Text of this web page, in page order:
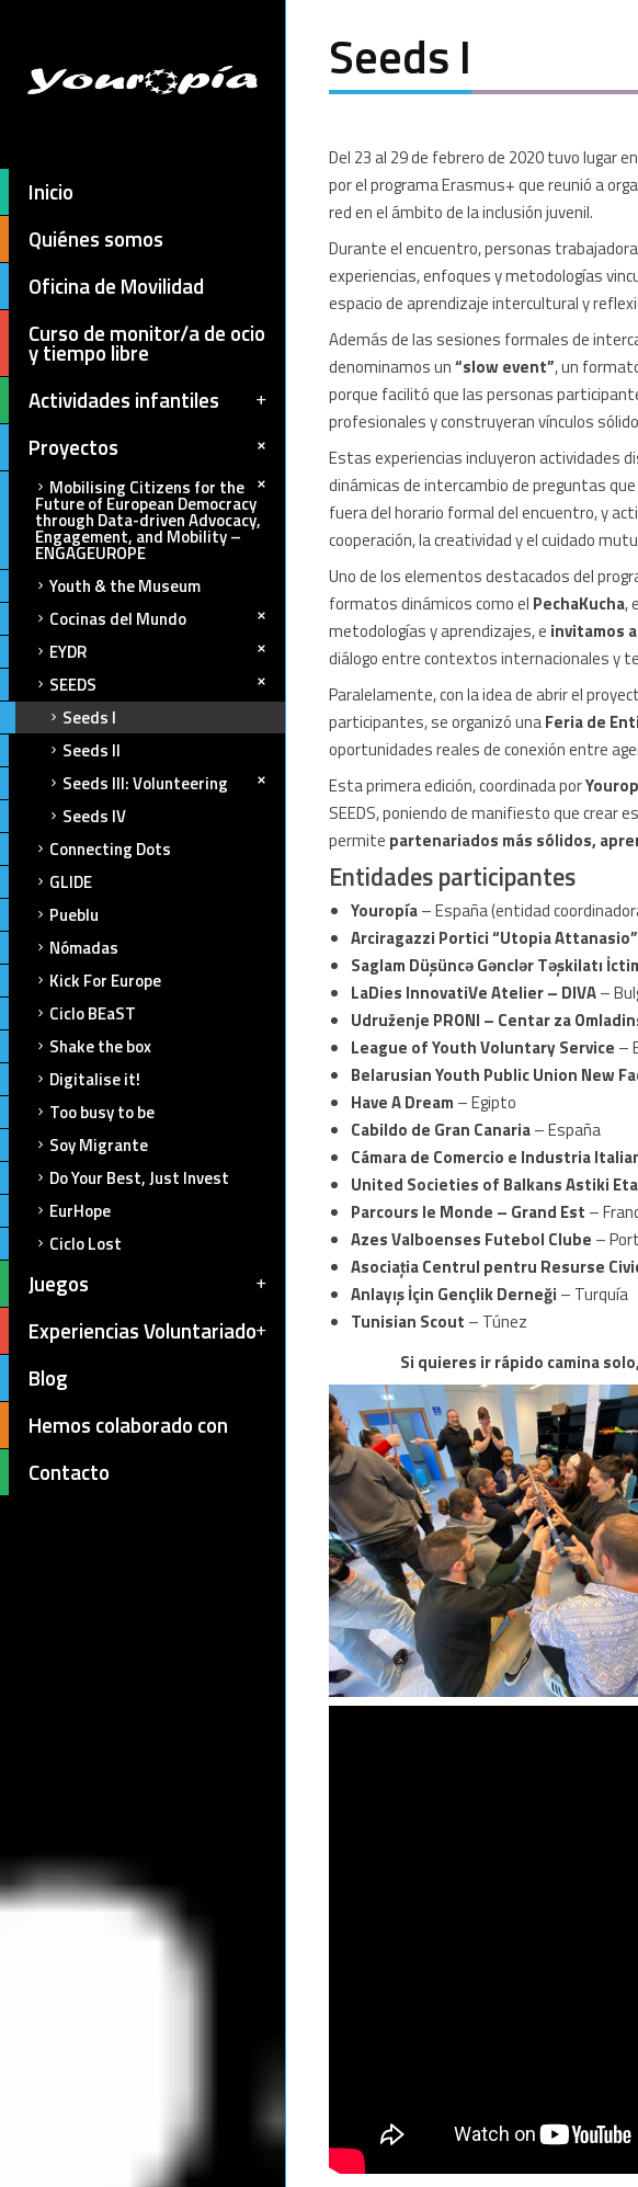
Inicio
Quiénes somos
Oficina de Movilidad
Curso de monitor/a de ocio
y tiempo libre
Actividades infantiles
Proyectos
Mobilising Citizens for the
Future of European Democracy
through Data-driven Advocacy,
Engagement, and Mobility –
ENGAGEUROPE
Youth & the Museum
Cocinas del Mundo
EYDR
SEEDS
Seeds I
Seeds II
Seeds III: Volunteering
Seeds IV
Connecting Dots
GLIDE
Pueblu
Nómadas
Kick For Europe
Ciclo BEaST
Shake the box
Digitalise it!
Too busy to be
Soy Migrante
Do Your Best, Just Invest
EurHope
Ciclo Lost
Juegos
Experiencias Voluntariado
Blog
Hemos colaborado con
Contacto
Seeds I
Del 23 al 29 de febrero de 2020 tuvo lugar
por el programa Erasmus+ que reunió a
red en el ámbito de la inclusión juvenil.
Durante el encuentro, personas
experiencias, enfoques y metodologías
espacio de aprendizaje intercultural y
Además de las sesiones formales de
denominamos un“slow event”, un
porque facilitó que las personas
profesionales y construyeran vínculos
Estas experiencias incluyeron actividades
dinámicas de intercambio de preguntas
fuera del horario formal del encuentro, y
cooperación, la creatividad y el cuidado
Uno de los elementos destacados del
formatos dinámicos como el PechaKucha,
metodologías y aprendizajes, e invitamos
diálogo entre contextos internacionales y
Paralelamente, con la idea de abrir el
participantes, se organizó unaFeria de
oportunidades reales de conexión entre
Esta primera edición, coordinada por
SEEDS, poniendo de manifiesto que crear
permite partenariados más sólidos,
Entidades participantes
Youropía– España (entidad
Arciragazzi Portici “Utopia Attanasio”
Saglam Düşüncə Gənclər Təşkilatı
LaDies InnovatiVe Atelier – DIVA–
Udruženje PRONI – Centar za
League of Youth Voluntary Service –
Belarusian Youth Public Union New
Have A Dream – Egipto
Cabildo de Gran Canaria– España
Cámara de Comercio e Industria
United Societies of Balkans Astiki
Parcours le Monde – Grand Est –
Azes Valboenses Futebol Clube –
Asociația Centrul pentru Resurse
Anlayış İçin Gençlik Derneği – Turquía
Tunisian Scout – Túnez
Si quieres ir rápido camina